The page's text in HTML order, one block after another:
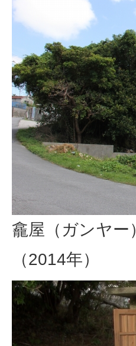
龕屋（ガンヤ
（2014年）